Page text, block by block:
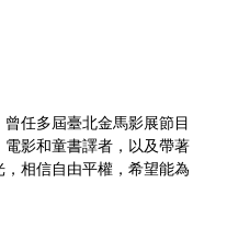
任多屆臺北金馬影展節目
影和童書譯者，以及帶著
相信自由平權，希望能為